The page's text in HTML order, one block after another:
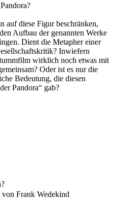
auf diese Figur beschränken,
Aufbau der genannten Werke
Dient die Metapher einer
Inwiefern
wirklich noch etwas mit
Oder ist es nur die
Bedeutung, die diesen
Pandora“ gab?
Frank Wedekind